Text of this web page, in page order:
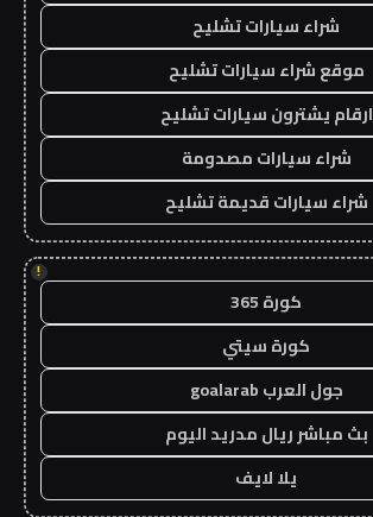
شراء سيارات تشليح
موقع شراء سيارات تشليح
ارقام يشترون سيارات تشليح
شراء سيارات مصدومة
شراء سيارات قديمة تشليح
!
كورة 365
كورة سيتي
جول العرب goalarab
بث مباشر ريال مدريد اليوم
يلا لايف